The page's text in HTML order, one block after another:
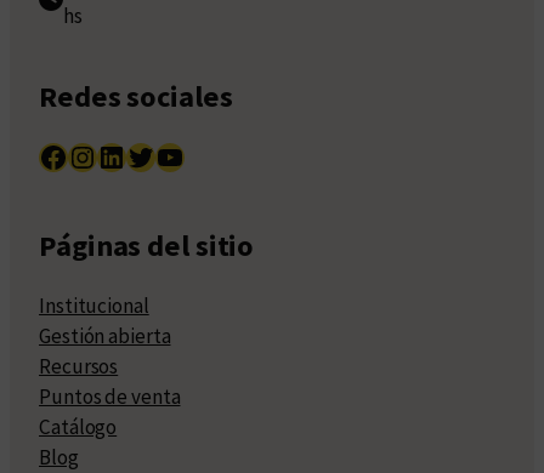
hs
Redes sociales
Facebook InstagramLinkedIn Twitter YouTube
Páginas del sitio
Institucional
Gestión abierta
Recursos
Puntos de venta
Catálogo
Blog